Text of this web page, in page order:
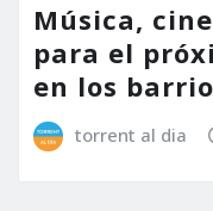
Música,
para el
en los
torrent al dia